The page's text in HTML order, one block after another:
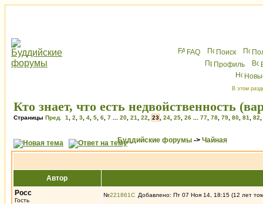
FAQ Поиск
Профиль
В этом
Кто знает, что есть недвойственность
Страницы Пред. 1 2 3 4 5 6 7 20 21 22 23 24 25 26 77 78 79 80 81 82
Буддийские форумы -> Чайная
Автор
Росс
Гость
№221861 Добавлено: Пт 07 Ноя 14, 18:15 (12 лет